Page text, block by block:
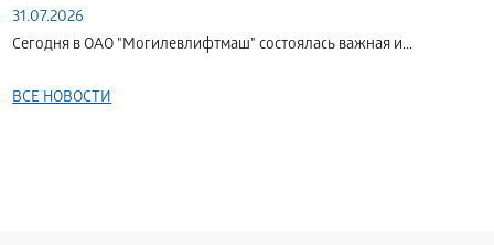
31.07.2026
Сегодня в ОАО "Могилевлифтмаш" состоялась важная и...
ВСЕ НОВОСТИ